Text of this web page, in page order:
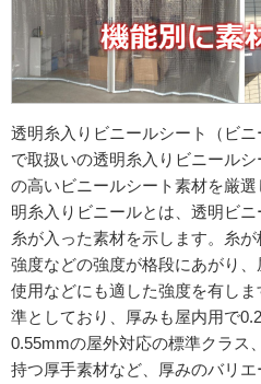
透明糸入りビニールシート（ビ
で取扱いの透明糸入りビニール
の高いビニールシート素材を厳
明糸入りビニールとは、透明ビ
糸が入った素材を示します。糸
強度などの強度が格段にあがり
使用などにも適した強度を有し
準としており、厚みも屋内用で
0.55mmの屋外対応の標準クラス
持つ厚手素材など、厚みのバリ